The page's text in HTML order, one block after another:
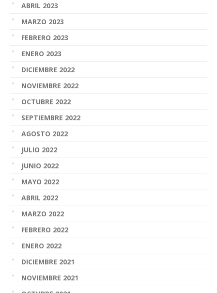
ABRIL 2023
MARZO 2023
FEBRERO 2023
ENERO 2023
DICIEMBRE 2022
NOVIEMBRE 2022
OCTUBRE 2022
SEPTIEMBRE 2022
AGOSTO 2022
JULIO 2022
JUNIO 2022
MAYO 2022
ABRIL 2022
MARZO 2022
FEBRERO 2022
ENERO 2022
DICIEMBRE 2021
NOVIEMBRE 2021